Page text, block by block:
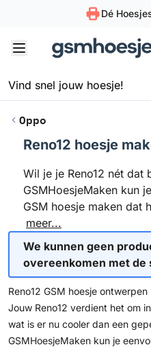
Dé
Oppo
Reno12 hoesje
Wil je je Reno12 nét dat
GSMHoesjeMaken kun
GSM hoesje maken dat
meer...
We kunnen geen
overeenkomen met de
Reno12 GSM hoesje ontwerpen
Jouw Reno12 verdient het om
wat is er nu cooler dan een
GSMHoesjeMaken kun je